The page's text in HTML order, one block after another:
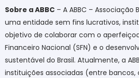
Sobre a ABBC – A ABBC – Associação
uma entidade sem fins lucrativos,
objetivo de colaborar com o
Financeiro Nacional (SFN) e o
sustentável do Brasil. Atualmente, a
instituições associadas (entre bancos,